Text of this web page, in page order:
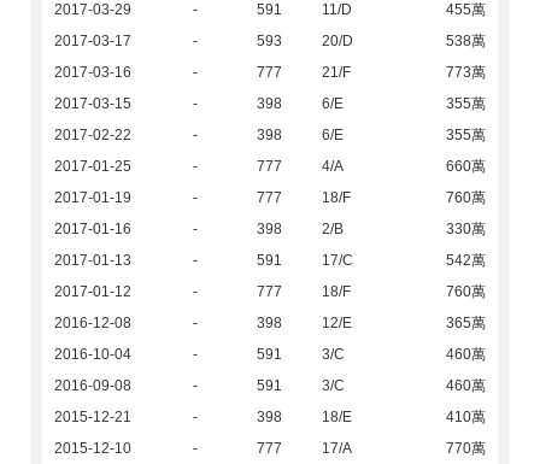
2017-03-29
- 591 11/D
455萬
2017-03-17
- 593 20/D
538萬
2017-03-16
- 777 21/F
773萬
2017-03-15
- 398 6/E
355萬
2017-02-22
- 398 6/E
355萬
2017-01-25
- 777 4/A
660萬
2017-01-19
- 777 18/F
760萬
2017-01-16
- 398 2/B
330萬
2017-01-13
- 591 17/C
542萬
2017-01-12
- 777 18/F
760萬
2016-12-08
- 398 12/E
365萬
2016-10-04
- 591 3/C
460萬
2016-09-08
- 591 3/C
460萬
2015-12-21
- 398 18/E
410萬
2015-12-10
- 777 17/A
770萬